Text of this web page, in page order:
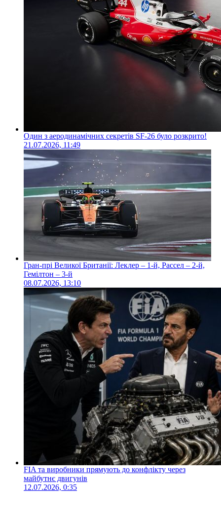
Один з аеродинамічних секретів SF-26 було розкрито!
21.07.2026, 11:49
Гран-прі Великої Британії: Леклер – 1-й, Рассел – 2-й,
Гемілтон – 3-й
08.07.2026, 13:10
FIA та виробники прямують до конфлікту через
майбутнє двигунів
12.07.2026, 0:35